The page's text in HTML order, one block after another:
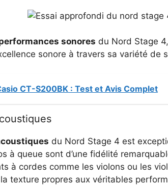
sonores du Nord Stage
sonore à travers sa variété de
CT-S200BK : Test et Avis Complet
du Nord Stage 4 est
à queue sont d’une fidélité
à cordes comme les violons ou les
texture propres aux véritables